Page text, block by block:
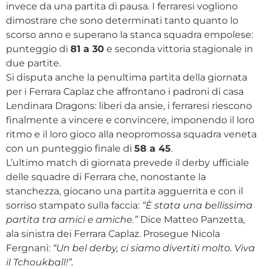
invece da una partita di pausa. I ferraresi vogliono
dimostrare che sono determinati tanto quanto lo
scorso anno e superano la stanca squadra empolese:
punteggio di 81 a 30 e seconda vittoria stagionale in
due partite.
Si disputa anche la penultima partita della giornata
per i Ferrara Caplaz che affrontano i padroni di casa
Lendinara Dragons: liberi da ansie, i ferraresi riescono
finalmente a vincere e convincere, imponendo il loro
ritmo e il loro gioco alla neopromossa squadra veneta
con un punteggio finale di 58 a 45.
L’ultimo match di giornata prevede il derby ufficiale
delle squadre di Ferrara che, nonostante la
stanchezza, giocano una partita agguerrita e con il
sorriso stampato sulla faccia: “È stata una bellissima
partita tra amici e amiche.” Dice Matteo Panzetta,
ala sinistra dei Ferrara Caplaz. Prosegue Nicola
Fergnani: “Un bel derby, ci siamo divertiti molto. Viva
il Tchoukball!”.